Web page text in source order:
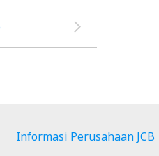
Informasi Perusahaan JCB